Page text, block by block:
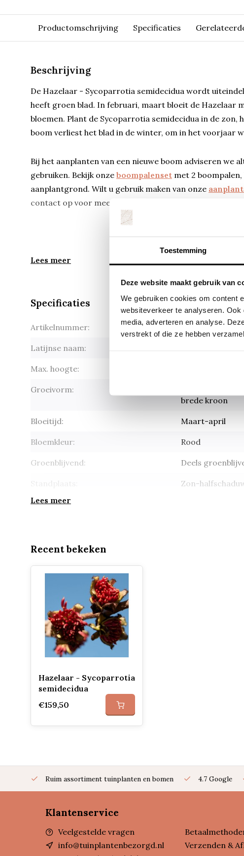
Toestemming
Deze website maakt gebruik van
We gebruiken cookies om content
websiteverkeer te analyseren.
media, adverteren en analyse.
verstrekt of die ze hebben
Productomschrijving Specificaties
Beschrijving
De Hazelaar - Sycoparrotia semidecidua wordt
heeft groen blad. In februari, maart bloeit de Hazelaar
bloemen. Plant de Sycoparrotia semidecidua in de zon,
boom verliest het blad in de winter, om in het voorjaar
Bij het aanplanten van een nieuwe boom adviseren we
gebruiken. Bekijk onze boompalenset met 2
aanplantgrond. Wilt u gebruik maken van onze
contact op voor meer informatie.
Lees meer
Specificaties
Artikelnummer: Sycoparrotia
Latijnse naam:
Max. hoogte:
Groeivorm:
brede kroon
Bloeitijd: Maart-april
Bloemkleur: Rood
Groenblijvend: Deels
Zon-
Inheems:
Lees meer
Recent bekeken
Hazelaar - Sycoparrotia
semidecidua
€159,50
Ruim assortiment tuinplanten en bomen 4.7 Google
Klantenservice
Veelgestelde vragen
info@tuinplantenbezorgd.nl
Verzenden &